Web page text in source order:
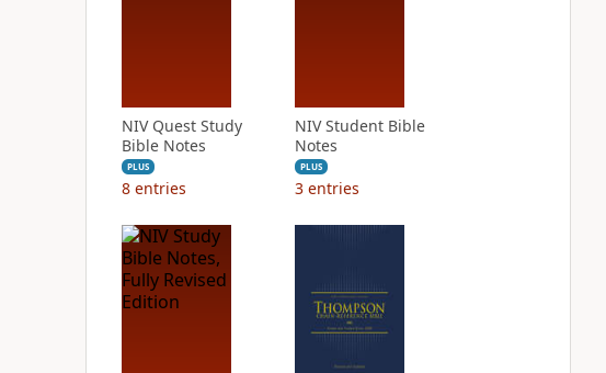
NIV Quest Study
Bible Notes
PLUS
8 entries
NIV Student Bible
Notes
PLUS
3 entries